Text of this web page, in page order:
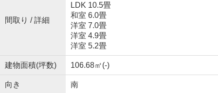
間取り / 詳細
LDK 10.5畳
和室 6.0畳
洋室 7.0畳
洋室 4.9畳
洋室 5.2畳
建物面積(坪数) 106.68㎡(-)
向き 南